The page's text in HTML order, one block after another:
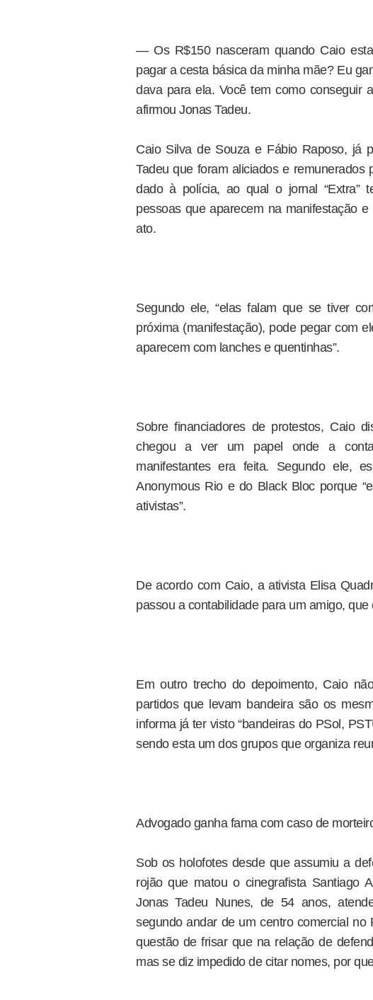
— Os R$150 nasceram quando Caio
pagar a cesta básica da minha mãe? Eu
dava para ela. Você tem como conseguir
afirmou Jonas Tadeu.
Caio Silva de Souza e Fábio Raposo, já
Tadeu que foram aliciados e remunerados
dado à polícia, ao qual o jornal “Extra”
pessoas que aparecem na manifestação
ato.
Segundo ele, “elas falam que se tiver
próxima (manifestação), pode pegar com
aparecem com lanches e quentinhas”.
Sobre financiadores de protestos, Caio
chegou a ver um papel onde a
manifestantes era feita. Segundo ele,
Anonymous Rio e do Black Bloc porque
ativistas”.
De acordo com Caio, a ativista Elisa
passou a contabilidade para um amigo,
Em outro trecho do depoimento, Caio
partidos que levam bandeira são os
informa já ter visto “bandeiras do PSol,
sendo esta um dos grupos que organiza
Advogado ganha fama com caso de
Sob os holofotes desde que assumiu a
rojão que matou o cinegrafista Santiago
Jonas Tadeu Nunes, de 54 anos,
segundo andar de um centro comercial no
questão de frisar que na relação de
mas se diz impedido de citar nomes, por